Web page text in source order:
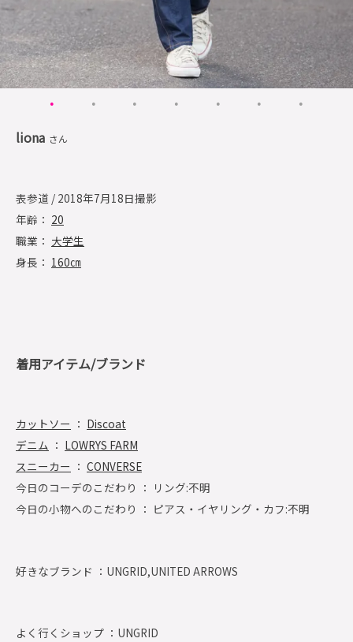
liona さん
表参道 / 2018年7月18日撮影
年齢： 20
職業： 大学生
身長： 160㎝
着用アイテム/ブランド
カットソー ： Discoat
デニム ： LOWRYS FARM
スニーカー ： CONVERSE
今日のコーデのこだわり ： リング:不明
今日の小物へのこだわり ： ピアス・イヤリング・カフ:不明
好きなブランド ： UNGRID,UNITED ARROWS
よく行くショップ ： UNGRID